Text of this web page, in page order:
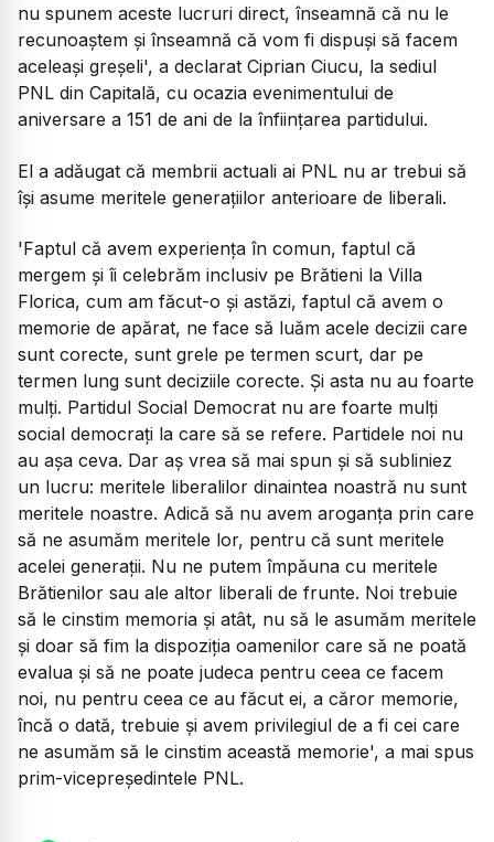
nu spunem aceste lucruri direct, înseamnă că nu le
recunoaștem și înseamnă că vom fi dispuși să facem
aceleași greșeli', a declarat Ciprian Ciucu, la sediul
PNL din Capitală, cu ocazia evenimentului de
aniversare a 151 de ani de la înființarea partidului.
El a adăugat că membrii actuali ai PNL nu ar trebui să
își asume meritele generațiilor anterioare de liberali.
'Faptul că avem experiența în comun, faptul că
mergem și îi celebrăm inclusiv pe Brătieni la Villa
Florica, cum am făcut-o și astăzi, faptul că avem o
memorie de apărat, ne face să luăm acele decizii care
sunt corecte, sunt grele pe termen scurt, dar pe
termen lung sunt deciziile corecte. Și asta nu au foarte
mulți. Partidul Social Democrat nu are foarte mulți
social democrați la care să se refere. Partidele noi nu
au așa ceva. Dar aș vrea să mai spun și să subliniez
un lucru: meritele liberalilor dinaintea noastră nu sunt
meritele noastre. Adică să nu avem aroganța prin care
să ne asumăm meritele lor, pentru că sunt meritele
acelei generații. Nu ne putem împăuna cu meritele
Brătienilor sau ale altor liberali de frunte. Noi trebuie
să le cinstim memoria și atât, nu să le asumăm meritele
și doar să fim la dispoziția oamenilor care să ne poată
evalua și să ne poate judeca pentru ceea ce facem
noi, nu pentru ceea ce au făcut ei, a căror memorie,
încă o dată, trebuie și avem privilegiul de a fi cei care
ne asumăm să le cinstim această memorie', a mai spus
prim-vicepreședintele PNL.